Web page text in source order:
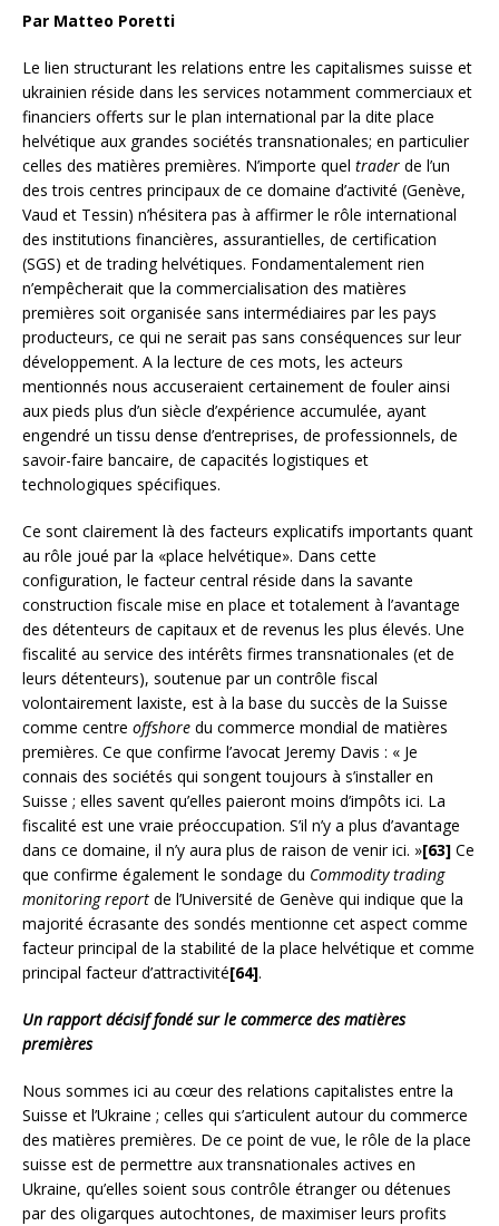
Par Matteo Poretti
Le lien structurant les relations entre les capitalismes suisse et
ukrainien réside dans les services notamment commerciaux et
financiers offerts sur le plan international par la dite place
helvétique aux grandes sociétés transnationales; en particulier
celles des matières premières. N’importe quel trader de l’un
des trois centres principaux de ce domaine d’activité (Genève,
Vaud et Tessin) n’hésitera pas à affirmer le rôle international
des institutions financières, assurantielles, de certification
(SGS) et de trading helvétiques. Fondamentalement rien
n’empêcherait que la commercialisation des matières
premières soit organisée sans intermédiaires par les pays
producteurs, ce qui ne serait pas sans conséquences sur leur
développement. A la lecture de ces mots, les acteurs
mentionnés nous accuseraient certainement de fouler ainsi
aux pieds plus d’un siècle d’expérience accumulée, ayant
engendré un tissu dense d’entreprises, de professionnels, de
savoir-faire bancaire, de capacités logistiques et
technologiques spécifiques.
Ce sont clairement là des facteurs explicatifs importants quant
au rôle joué par la «place helvétique». Dans cette
configuration, le facteur central réside dans la savante
construction fiscale mise en place et totalement à l’avantage
des détenteurs de capitaux et de revenus les plus élevés. Une
fiscalité au service des intérêts firmes transnationales (et de
leurs détenteurs), soutenue par un contrôle fiscal
volontairement laxiste, est à la base du succès de la Suisse
comme centre offshore du commerce mondial de matières
premières. Ce que confirme l’avocat Jeremy Davis : « Je
connais des sociétés qui songent toujours à s’installer en
Suisse ; elles savent qu’elles paieront moins d’impôts ici. La
fiscalité est une vraie préoccupation. S’il n’y a plus d’avantage
dans ce domaine, il n’y aura plus de raison de venir ici. »[63] Ce
que confirme également le sondage du Commodity trading
monitoring report de l’Université de Genève qui indique que la
majorité écrasante des sondés mentionne cet aspect comme
facteur principal de la stabilité de la place helvétique et comme
principal facteur d’attractivité[64].
Un rapport décisif fondé sur le commerce des matières
premières
Nous sommes ici au cœur des relations capitalistes entre la
Suisse et l’Ukraine ; celles qui s’articulent autour du commerce
des matières premières. De ce point de vue, le rôle de la place
suisse est de permettre aux transnationales actives en
Ukraine, qu’elles soient sous contrôle étranger ou détenues
par des oligarques autochtones, de maximiser leurs profits